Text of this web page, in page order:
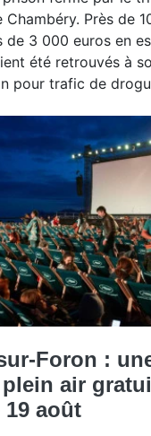
Près de
de 3 000 euros en
été retrouvés à
pour trafic de
Foron :
air
19 août